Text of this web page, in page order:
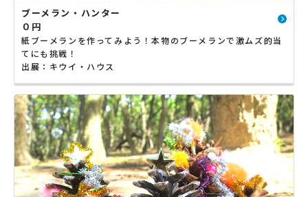
ブーメラン・ハンター
０円
紙ブーメランを作ってみよう！本物のブーメランで激ムズ的当
てにも挑戦！
出展：キウイ・ハウス